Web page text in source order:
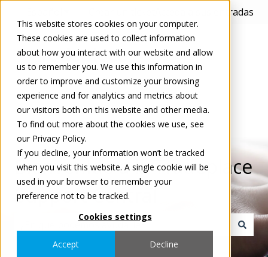
This website stores cookies on your computer.
These cookies are used to collect information
about how you interact with our website and allow
us to remember you. We use this information in
order to improve and customize your browsing
experience and for analytics and metrics about
our visitors both on this website and other media.
To find out more about the cookies we use, see
our Privacy Policy.
If you decline, your information won’t be tracked
when you visit this website. A single cookie will be
used in your browser to remember your
preference not to be tracked.
Cookies settings
Accept Decline
Traducciones de Mostrar submenú de
Acceda a sus entradas
Bienvenido a la Tradeplace
Support Central
No hay sugerencias porque el campo de búsqueda